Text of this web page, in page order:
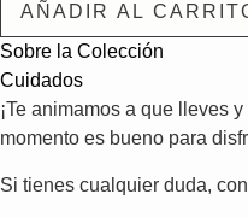
AÑADIR AL
Sobre la Colección
Cuidados
¡Te animamos a que lleves
momento es bueno para
Si tienes cualquier duda,